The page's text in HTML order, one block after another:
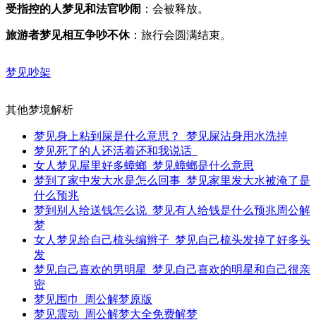
受指控的人梦见和法官吵闹 ：会被释放。
旅游者梦见相互争吵不休：旅行会圆满结束。
梦见吵架
其他梦境解析
梦见身上粘到屎是什么意思？_梦见屎沾身用水洗掉
梦见死了的人还活着还和我说话_
女人梦见屋里好多蟑螂_梦见蟑螂是什么意思
梦到了家中发大水是怎么回事_梦见家里发大水被淹了是
什么预兆
梦到别人给送钱怎么说_梦见有人给钱是什么预兆周公解
梦
女人梦见给自己梳头编辫子_梦见自己梳头发掉了好多头
发
梦见自己喜欢的男明星_梦见自己喜欢的明星和自己很亲
密
梦见围巾_周公解梦原版
梦见震动_周公解梦大全免费解梦